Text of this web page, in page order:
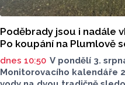
Poděbrady jsou i nadále
Po koupání na Plumlově
dnes 10:50 V pondělí 3.
Monitorovacího kalendáře